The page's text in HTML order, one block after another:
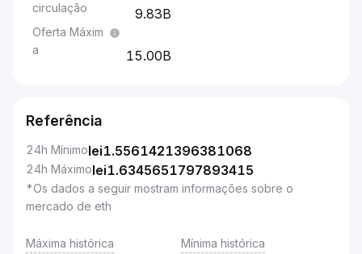
circulação
9.83B
Oferta Máxim
a
15.00B
Referência
24h Mínimolei1.5561421396381068
24h Máximolei1.6345651797893415
*Os dados a seguir mostram informações sobre o
mercado de eth
Máxima histórica Mínima histórica